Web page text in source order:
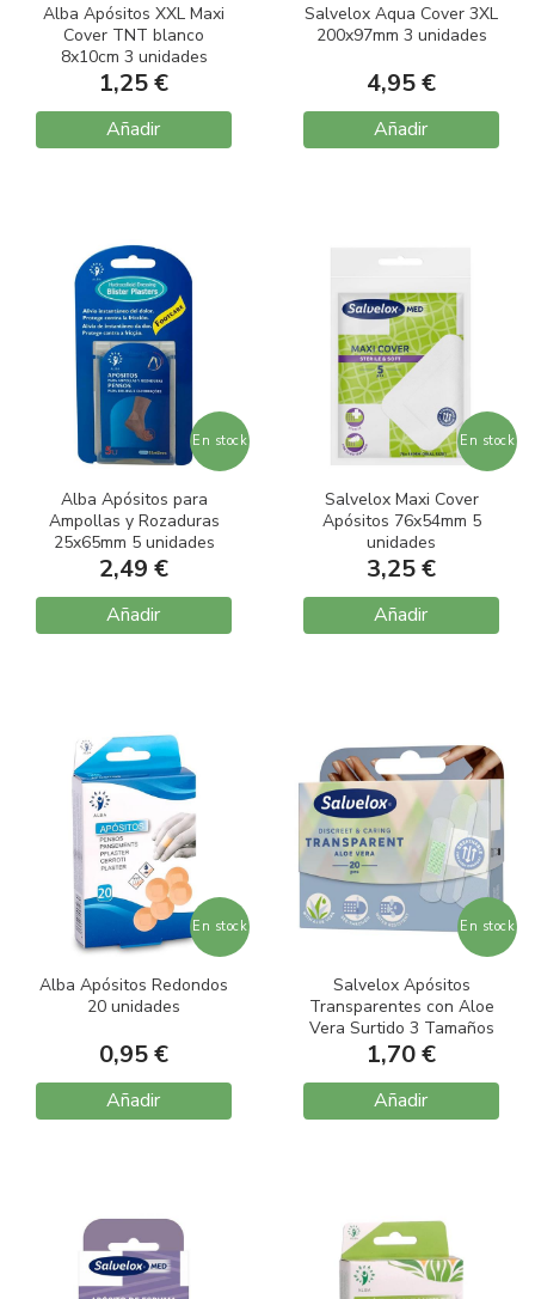
Alba Apósitos XXL Maxi
Cover TNT blanco
8x10cm 3 unidades
1,25 €
Añadir
Salvelox Aqua Cover 3XL
200x97mm 3 unidades
4,95 €
Añadir
En stock
Alba Apósitos para
Ampollas y Rozaduras
25x65mm 5 unidades
2,49 €
Añadir
En stock
Salvelox Maxi Cover
Apósitos 76x54mm 5
unidades
3,25 €
Añadir
En stock
Alba Apósitos Redondos
20 unidades
0,95 €
Añadir
En stock
Salvelox Apósitos
Transparentes con Aloe
Vera Surtido 3 Tamaños
20 unidades
1,70 €
Añadir